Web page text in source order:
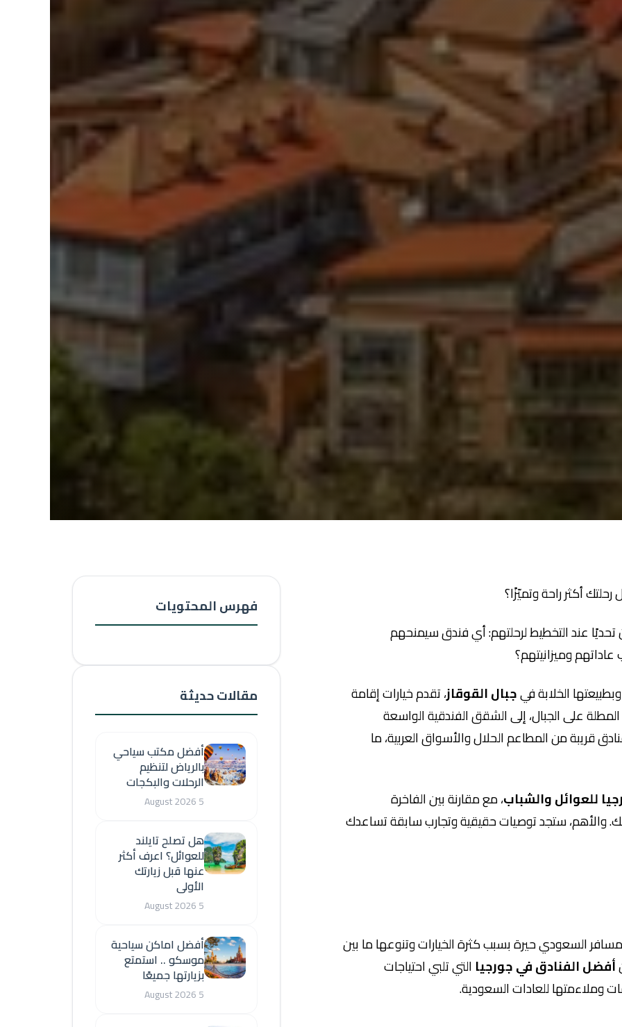
أكثر راحة وتميّزًا؟
تحديًا عند التخطيط لرحلتهم: أي فندق سيمنحهم
وميزانيتهم؟
الخلابة فيجبال القوقاز، تقدم خيارات إقامة
على الجبال، إلى الشقق الفندقية الواسعة
قريبة من المطاعم الحلال والأسواق العربية، ما
للعوائل والشباب، مع مقارنة بين الفاخرة
لك. والأهم، ستجد توصيات حقيقية وتجارب سابقة تساعدك
السعودي حيرة بسبب كثرة الخيارات وتنوعها ما بين
أفضل الفنادق في جورجيا التي تلبي احتياجات
وملاءمتها للعادات السعودية.
فهرس المحتويات
مقالات حديثة
أفضل مكتب سياحي
بالرياض لتنظيم
الرحلات والبكجات
5 August 2026
هل تصلح تايلند
للعوائل؟ اعرف أكثر
عنها قبل زيارتك
الأولى
5 August 2026
أفضل اماكن سياحية
موسكو .. استمتع
بزيارتها جميعًا
5 August 2026